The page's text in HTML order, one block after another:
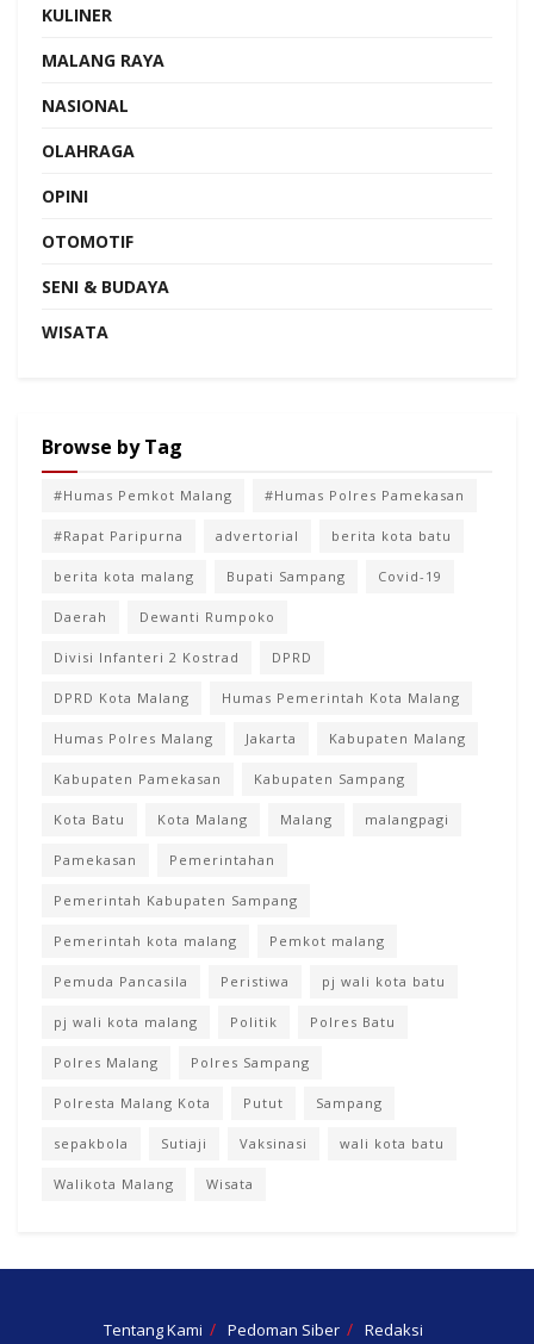
KULINER
MALANG RAYA
NASIONAL
OLAHRAGA
OPINI
OTOMOTIF
SENI & BUDAYA
WISATA
Browse by Tag
#Humas Pemkot Malang #Humas Polres Pamekasan
#Rapat Paripurna advertorial berita kota batu
berita kota malang Bupati Sampang Covid-19
Daerah Dewanti Rumpoko
Divisi Infanteri 2 Kostrad DPRD
DPRD Kota Malang Humas Pemerintah Kota Malang
Humas Polres Malang Jakarta Kabupaten Malang
Kabupaten Pamekasan Kabupaten Sampang
Kota Batu Kota Malang Malang malangpagi
Pamekasan Pemerintahan
Pemerintah Kabupaten Sampang
Pemerintah kota malang Pemkot malang
Pemuda Pancasila Peristiwa pj wali kota batu
pj wali kota malang Politik Polres Batu
Polres Malang Polres Sampang
Polresta Malang Kota Putut Sampang
sepakbola Sutiaji Vaksinasi wali kota batu
Walikota Malang Wisata
Tentang Kami Pedoman Siber Redaksi